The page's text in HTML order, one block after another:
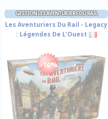
GESTION LES AVENTURIERS DU RAIL
Les Aventuriers Du Rail - Legacy
: Légendes De L’Ouest
-10%